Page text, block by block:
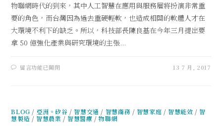
物聯網時代的到來，其中人工智慧在應用與服務層將扮演非常重
要的角色，而台灣因為過去重硬輕軟，也造成相關的軟體人才在
大環境不利下的缺乏。所以，科技部長陳良基在今年三月提出要
拿 50 億強化產業與研究環境的主張...
留言功能已關閉 13 7 月, 2017
BLOG / 亞洲。矽谷 /智慧交通 / 智慧商務 / 智慧家庭 /智慧能效 /智
慧製造 /智慧農業 /智慧醫療 /物聯網